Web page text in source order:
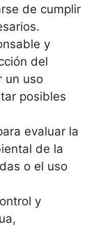
de cumplir
y
del
un uso
posibles
evaluar la
de la
o el uso
y